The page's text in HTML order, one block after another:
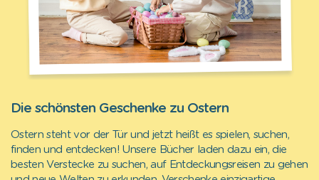
Die schönsten Geschenke zu Ostern
Ostern steht vor der Tür und jetzt heißt es spielen, suchen,
finden und entdecken! Unsere Bücher laden dazu ein, die
besten Verstecke zu suchen, auf Entdeckungsreisen zu gehen